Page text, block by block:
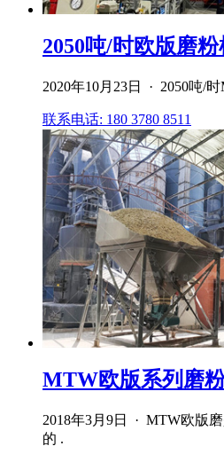
2050吨/时欧版磨
2020年10月23日 · 2050吨/
联系电话: 180 3780 8511
MTW欧版系列磨
2018年3月9日 · MTW欧版
的 .